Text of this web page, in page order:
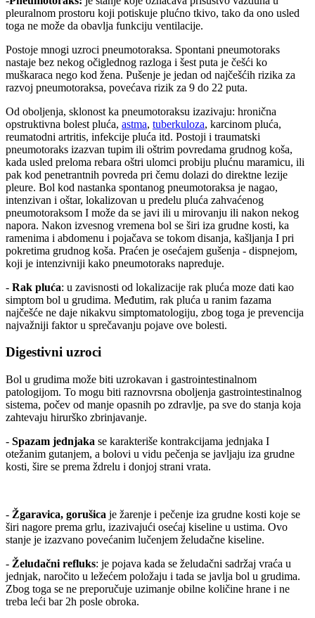
pleuralnom prostoru koji potiskuje plućno tkivo, tako da ono usled
toga ne može da obavlja funkciju ventilacije.
Postoje mnogi uzroci pneumotoraksa. Spontani pneumotoraks
nastaje bez nekog očiglednog razloga i šest puta je češći ko
muškaraca nego kod žena. Pušenje je jedan od najčešćih rizika za
razvoj pneumotoraksa, povećava rizik za 9 do 22 puta.
Od oboljenja, sklonost ka pneumotoraksu izazivaju: hronična
opstruktivna bolest pluća, astma, tuberkuloza, karcinom pluća,
reumatodni artritis, infekcije pluća itd. Postoji i traumatski
pneumotoraks izazvan tupim ili oštrim povredama grudnog koša,
kada usled preloma rebara oštri ulomci probiju plućnu maramicu, ili
pak kod penetrantnih povreda pri čemu dolazi do direktne lezije
pleure. Bol kod nastanka spontanog pneumotoraksa je nagao,
intenzivan i oštar, lokalizovan u predelu pluća zahvaćenog
pneumotoraksom I može da se javi ili u mirovanju ili nakon nekog
napora. Nakon izvesnog vremena bol se širi iza grudne kosti, ka
ramenima i abdomenu i pojačava se tokom disanja, kašljanja I pri
pokretima grudnog koša. Praćen je osećajem gušenja - dispnejom,
koji je intenzivniji kako pneumotoraks napreduje.
- Rak pluća: u zavisnosti od lokalizacije rak pluća moze dati kao
simptom bol u grudima. Međutim, rak pluća u ranim fazama
najčešće ne daje nikakvu simptomatologiju, zbog toga je prevencija
najvažniji faktor u sprečavanju pojave ove bolesti.
Digestivni uzroci
Bol u grudima može biti uzrokavan i gastrointestinalnom
patologijom. To mogu biti raznovrsna oboljenja gastrointestinalnog
sistema, počev od manje opasnih po zdravlje, pa sve do stanja koja
zahtevaju hirurško zbrinjavanje.
- Spazam jednjaka se karakteriše kontrakcijama jednjaka I
otežanim gutanjem, a bolovi u vidu pečenja se javljaju iza grudne
kosti, šire se prema ždrelu i donjoj strani vrata.
- Žgaravica, gorušica je žarenje i pečenje iza grudne kosti koje se
širi nagore prema grlu, izazivajući osećaj kiseline u ustima. Ovo
stanje je izazvano povećanim lučenjem želudačne kiseline.
- Želudačni refluks: je pojava kada se želudačni sadržaj vraća u
jednjak, naročito u ležećem položaju i tada se javlja bol u grudima.
Zbog toga se ne preporučuje uzimanje obilne količine hrane i ne
treba leći bar 2h posle obroka.